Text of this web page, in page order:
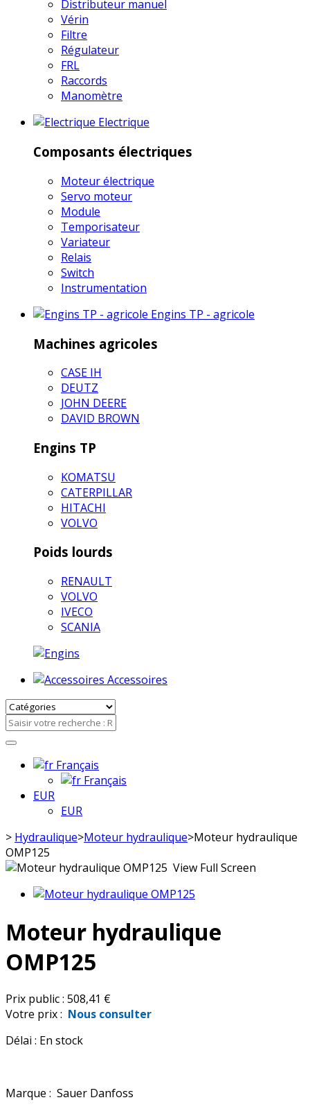
Distributeur manuel
Vérin
Filtre
Régulateur
FRL
Raccords
Manomètre
Electrique
Composants électriques
Moteur électrique
Servo moteur
Module
Temporisateur
Variateur
Relais
Switch
Instrumentation
Engins TP - agricole
Machines agricoles
CASE IH
DEUTZ
JOHN DEERE
DAVID BROWN
Engins TP
KOMATSU
CATERPILLAR
HITACHI
VOLVO
Poids lourds
RENAULT
VOLVO
IVECO
SCANIA
Accessoires
Français
Français
EUR
EUR
> Hydraulique>Moteur hydraulique>Moteur hydraulique
OMP125
View Full Screen
Moteur hydraulique
OMP125
Prix public : 508,41 €
Votre prix : Nous consulter
Délai : En stock
Marque : Sauer Danfoss